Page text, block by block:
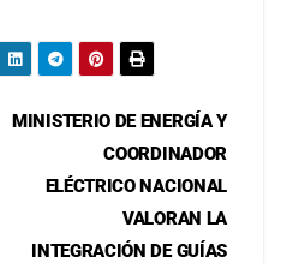
MINISTERIO DE ENERGÍA Y
COORDINADOR
ELÉCTRICO NACIONAL
VALORAN LA
INTEGRACIÓN DE GUÍAS